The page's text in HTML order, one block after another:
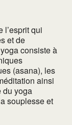
l’esprit qui
et de
consiste à
(asana), les
ainsi
du yoga
souplesse et